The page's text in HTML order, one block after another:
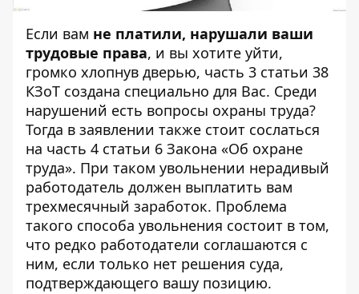
Если вам не платили, нарушали ваши
трудовые права, и вы хотите уйти,
громко хлопнув дверью, часть 3 статьи 38
КЗоТ создана специально для Вас. Среди
нарушений есть вопросы охраны труда?
Тогда в заявлении также стоит сослаться
на часть 4 статьи 6 Закона «Об охране
труда». При таком увольнении нерадивый
работодатель должен выплатить вам
трехмесячный заработок. Проблема
такого способа увольнения состоит в том,
что редко работодатели соглашаются с
ним, если только нет решения суда,
подтверждающего вашу позицию.